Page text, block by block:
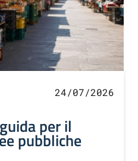
24/07/2026
per il
pubbliche